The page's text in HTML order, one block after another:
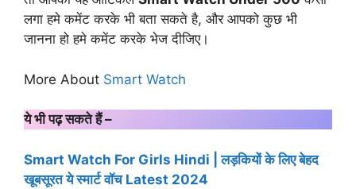
लगा हमे कमेंट करके भी बता सकते है, और आपको कुछ भी
जानना हो हमे कमेंट करके भेज दीजिए।
More About Smart Watch
ये भी पढ़ सकते हैं –
Smart Watch For Girls Hindi | लड़कियों के लिए बेहद
खूबसूरत ये स्मार्ट वॉच Latest 2024